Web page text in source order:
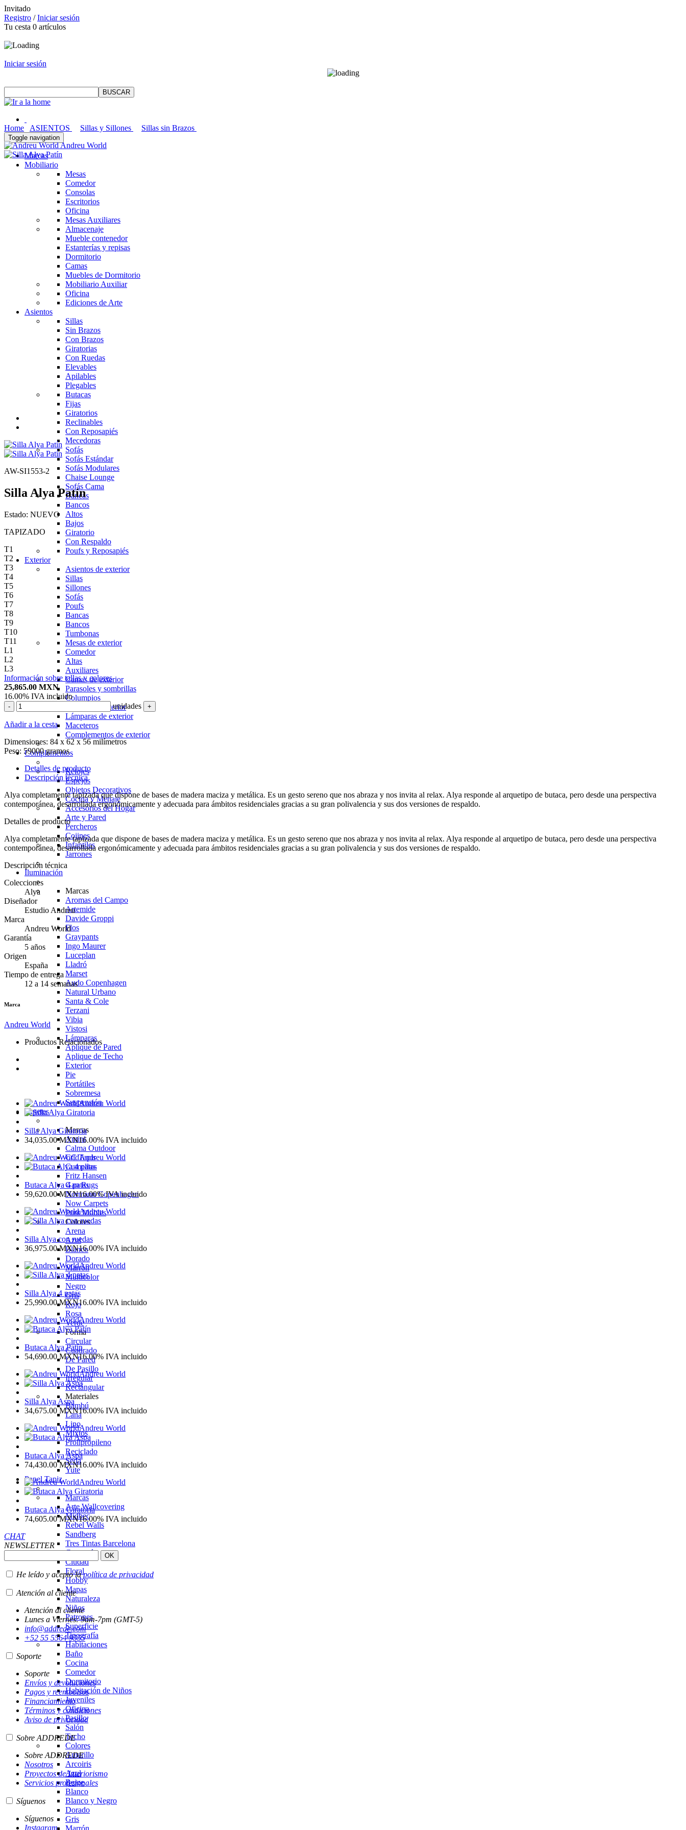
Invitado
Registro /Iniciar sesión
Tu cesta 0 artículos
Iniciar sesión
Toggle navigation
Marcas
Mobiliario
Mesas
Comedor
Consolas
Escritorios
Oficina
Mesas Auxiliares
Almacenaje
Mueble contenedor
Estanterías y repisas
Dormitorio
Camas
Muebles de Dormitorio
Mobiliario Auxiliar
Oficina
Ediciones de Arte
Asientos
Sillas
Sin Brazos
Con Brazos
Giratorias
Con Ruedas
Elevables
Apilables
Plegables
Butacas
Fijas
Giratorios
Reclinables
Con Reposapiés
Mecedoras
Sofás
Sofás Estándar
Sofás Modulares
Chaise Lounge
Sofás Cama
Bancas
Bancos
Altos
Bajos
Giratorio
Con Respaldo
Poufs y Reposapiés
Exterior
Asientos de exterior
Sillas
Sillones
Sofás
Poufs
Bancas
Bancos
Tumbonas
Mesas de exterior
Comedor
Altas
Auxiliares
Camas de exterior
Parasoles y sombrillas
Columpios
Tapetes de exterior
Lámparas de exterior
Maceteros
Complementos de exterior
Complementos
Relojes
Espejos
Objetos Decorativos
Cocina y Menaje
Accesorios del Hogar
Arte y Pared
Percheros
Cojines
Infantiles
Jarrones
Iluminación
Marcas
Aromas del Campo
Artemide
Davide Groppi
Flos
Graypants
Ingo Maurer
Luceplan
Lladró
Marset
Audo Copenhagen
Natural Urbano
Santa & Cole
Terzani
Vibia
Vistosi
Lámparas
Aplique de Pared
Aplique de Techo
Exterior
Pie
Portátiles
Sobremesa
Suspensión
Tapetes
Marcas
Amini
Calma Outdoor
CC Tapis
Cumellas
Fritz Hansen
Gan Rugs
Normann Copenhagen
Now Carpets
Punt Mobles
Colores
Arena
Azul
Blanco
Dorado
Marrón
Multicolor
Negro
Gris
Rojo
Rosa
Verde
Forma
Circular
Cuadrado
De Pared
De Pasillo
Irregular
Rectángular
Materiales
Bambú
Lana
Lino
Mixtos
Prolipropileno
Reciclado
Seda
Yute
Papel Tapiz
Marcas
Arte Wallcovering
Midbec
Rebel Walls
Sandberg
Tres Tintas Barcelona
Categoría
Ciudad
Floral
Hobby
Mapas
Naturaleza
Niños
Patrones
Superficie
Tipografía
Habitaciones
Baño
Cocina
Comedor
Dormitorio
Habitación de Niños
Juveniles
Oficina
Pasillo
Salón
Techo
Colores
Amarillo
Arcoiris
Azul
Beige
Blanco
Blanco y Negro
Dorado
Gris
Marrón
Home ASIENTOS Sillas y Sillones
Sillas sin Brazos
Andreu World
AW-SI1553-2
Silla Alya Patín
Estado: NUEVO
TAPIZADO
T1
T2
T3
T4
T5
T6
T7
T8
T9
T10
T11
L1
L2
L3
Información sobre tallas y colores
25,865.00 MXN
16.00% IVA incluido
- unidades +
Añadir a la cesta
Dimensiones: 84 x 62 x 56 milímetros
Peso: 59000 gramos
Detalles de producto
Descripción técnica
Alya completamente tapizada que dispone de bases de madera maciza y metálica. Es un gesto sereno que nos abraza y nos invita al relax. Alya responde al arquetipo de butaca, pero desde una perspectiva
contemporánea, desarrollada ergonómicamente y adecuada para ámbitos residenciales gracias a su gran polivalencia y sus dos versiones de respaldo.
Detalles de producto
Alya completamente tapizada que dispone de bases de madera maciza y metálica. Es un gesto sereno que nos abraza y nos invita al relax. Alya responde al arquetipo de butaca, pero desde una perspectiva
contemporánea, desarrollada ergonómicamente y adecuada para ámbitos residenciales gracias a su gran polivalencia y sus dos versiones de respaldo.
Descripción técnica
Colecciones
Alya
Diseñador
Estudio Andreu
Marca
Andreu World
Garantía
5 años
Origen
España
Tiempo de entrega
12 a 14 semanas
Marca
Andreu World
Productos Relacionados
Andreu World
Silla Alya Giratoria
34,035.00 MXN16.00% IVA incluido
Andreu World
Butaca Alya 4 patas
59,620.00 MXN16.00%IVA incluido
Andreu World
Silla Alya con ruedas
36,975.00 MXN16.00% IVA incluido
Andreu World
Silla Alya 4 patas
25,990.00 MXN16.00% IVA incluido
Andreu World
Butaca Alya Patín
54,690.00 MXN16.00% IVA incluido
Andreu World
Silla Alya Aspa
34,675.00 MXN16.00% IVA incluido
Andreu World
Butaca Alya Aspa
74,430.00 MXN16.00% IVA incluido
Andreu World
Butaca Alya Giratoria
74,605.00 MXN16.00% IVA incluido
CHAT
NEWSLETTER
He leído y acepto lapolítica de privacidad
Atención al cliente
Atención al cliente
Lunes a Viernes: 9am-7pm (GMT-5)
info@addrede.com
+52 55 5564 9555
Soporte
Soporte
Envíos y devoluciones
Pagos y reembolsos
Financiamiento
Términos y condiciones
Aviso de privacidad
Sobre ADDREDE
Sobre ADDREDE
Nosotros
Proyectos de Interiorismo
Servicios profesionales
Síguenos
Síguenos
Instagram